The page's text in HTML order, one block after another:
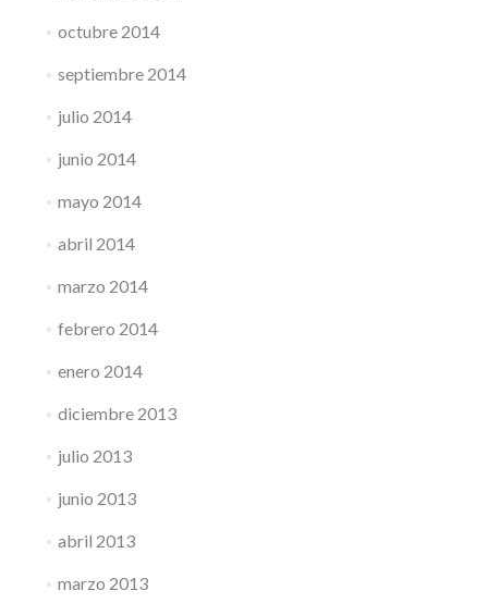
octubre 2014
septiembre 2014
julio 2014
junio 2014
mayo 2014
abril 2014
marzo 2014
febrero 2014
enero 2014
diciembre 2013
julio 2013
junio 2013
abril 2013
marzo 2013